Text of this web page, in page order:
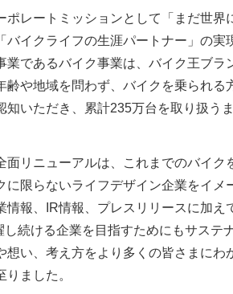
レートミッションとして「まだ世界
バイクライフの生涯パートナー」の実
であるバイク事業は、バイク王ブラ
や地域を問わず、バイクを乗られる
いただき、累計235万台を取り扱う
面リニューアルは、これまでのバイク
に限らないライフデザイン企業をイメ
情報、IR情報、プレスリリースに加え
続ける企業を目指すためにもサステ
想い、考え方をより多くの皆さまにわ
ました。